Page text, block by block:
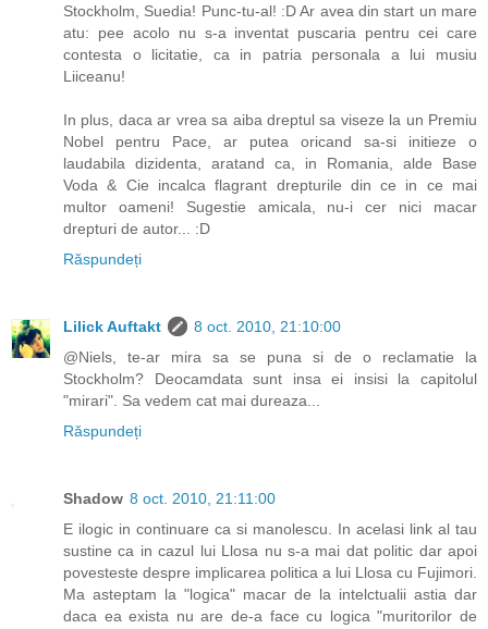
Stockholm, Suedia! Punc-tu-al! :D Ar avea din start un mare
atu: pee acolo nu s-a inventat puscaria pentru cei care
contesta o licitatie, ca in patria personala a lui musiu
Liiceanu!
In plus, daca ar vrea sa aiba dreptul sa viseze la un Premiu
Nobel pentru Pace, ar putea oricand sa-si initieze o
laudabila dizidenta, aratand ca, in Romania, alde Base
Voda & Cie incalca flagrant drepturile din ce in ce mai
multor oameni! Sugestie amicala, nu-i cer nici macar
drepturi de autor... :D
Răspundeți
Lilick Auftakt
8 oct. 2010, 21:10:00
@Niels, te-ar mira sa se puna si de o reclamatie la
Stockholm? Deocamdata sunt insa ei insisi la capitolul
"mirari". Sa vedem cat mai dureaza...
Răspundeți
Shadow 8 oct. 2010, 21:11:00
E ilogic in continuare ca si manolescu. In acelasi link al tau
sustine ca in cazul lui Llosa nu s-a mai dat politic dar apoi
povesteste despre implicarea politica a lui Llosa cu Fujimori.
Ma asteptam la "logica" macar de la intelctualii astia dar
daca ea exista nu are de-a face cu logica "muritorilor de